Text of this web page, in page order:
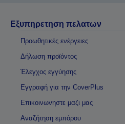
Εξυπηρετηση πελατων
Προωθητικές ενέργειες
Δήλωση προϊόντος
Έλεγχος εγγύησης
Εγγραφή για την CoverPlus
Επικοινωνηστε μαζι μας
Αναζήτηση εμπόρου